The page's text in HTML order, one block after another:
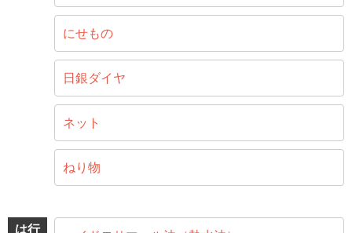
にせもの
日銀ダイヤ
ネット
ねり物
は行